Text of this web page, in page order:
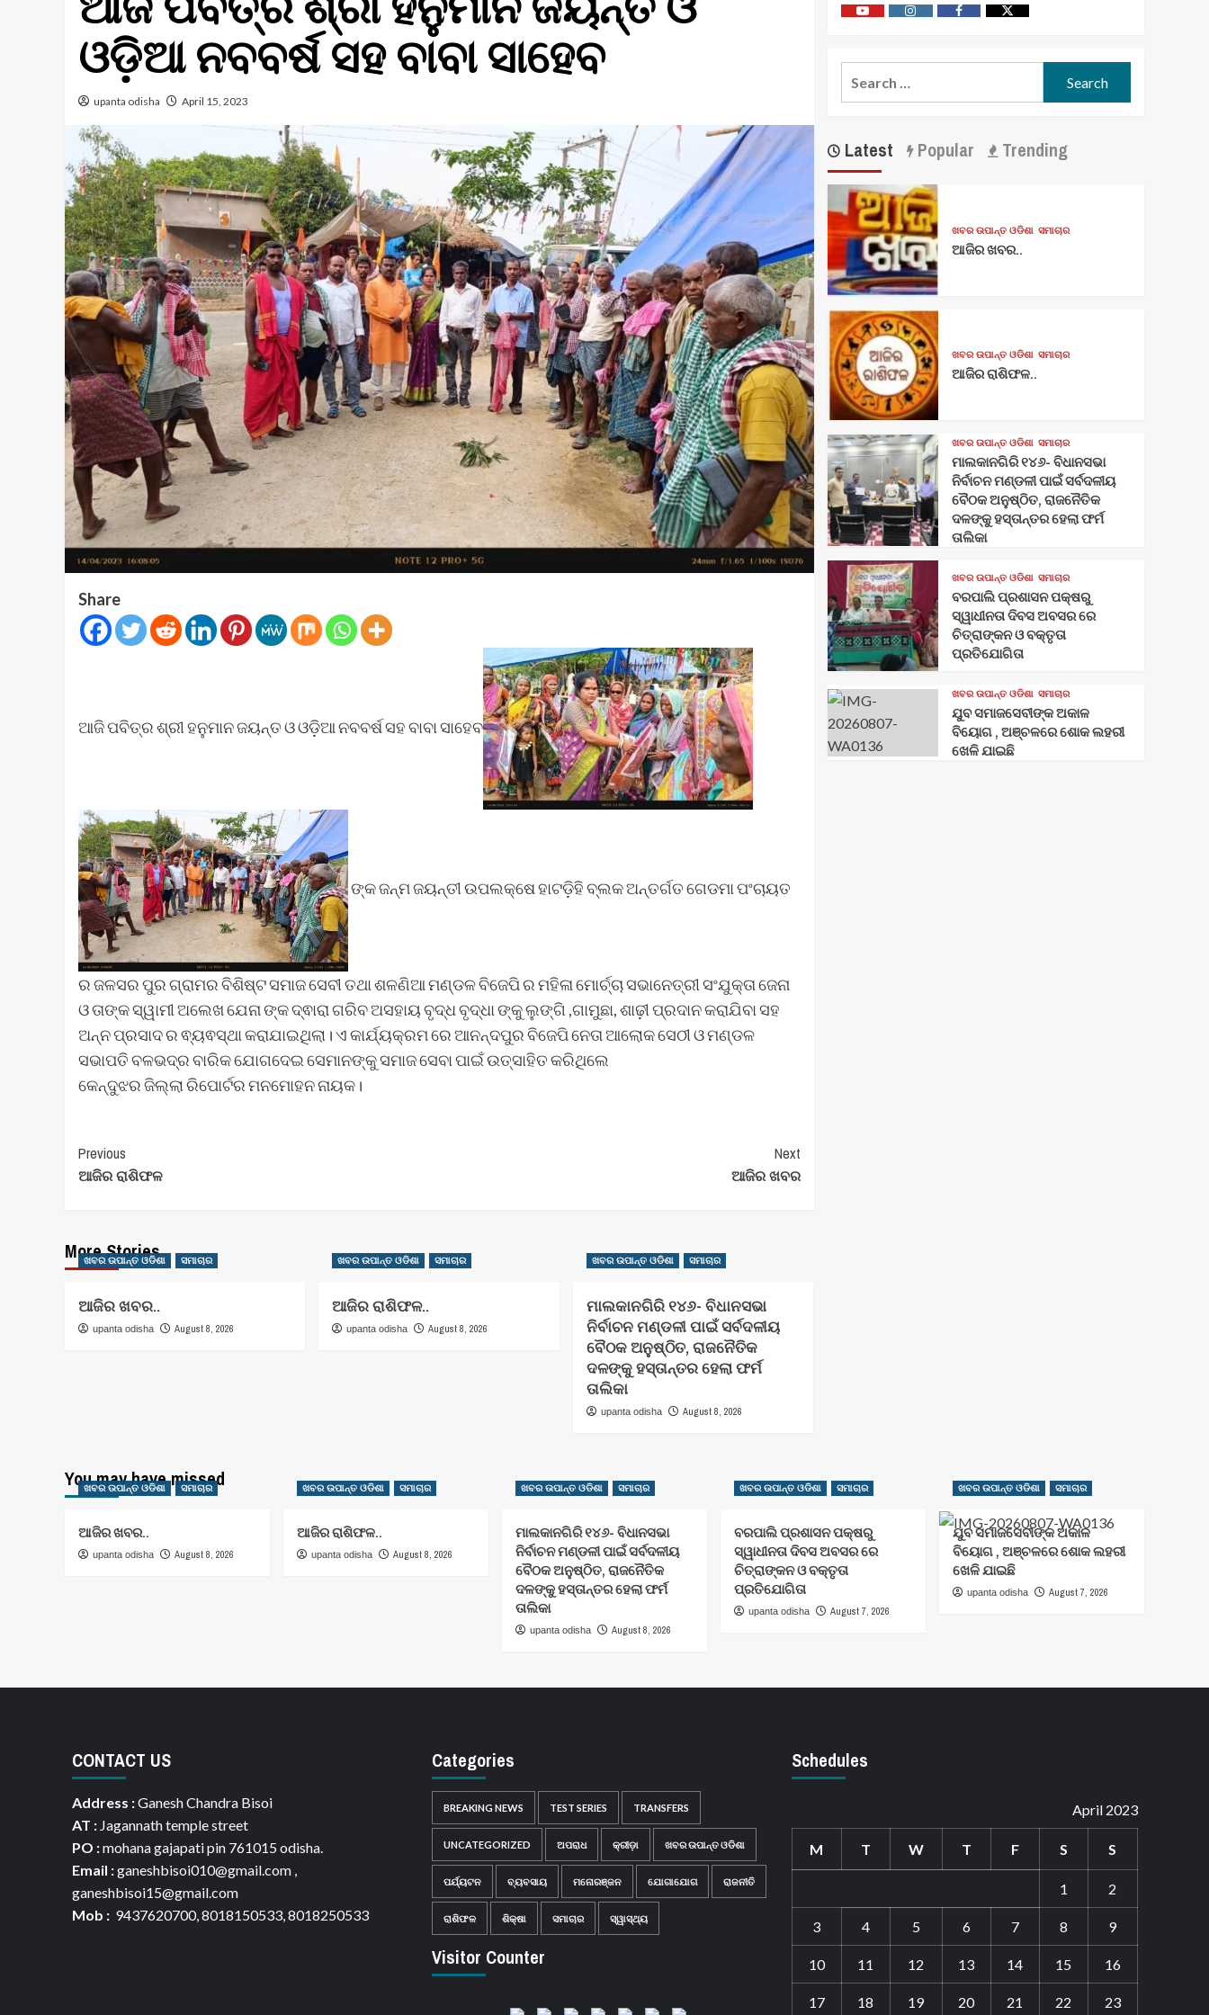
ଓଡ଼ିଆ ନବବର୍ଷ ସହ ବାବା ସାହେବ
upanta odisha April 15, 2023
Share
ଆଜି ପବିତ୍ର ଶ୍ରୀ ହନୁମାନ ଜୟନ୍ତ ଓ ଓଡ଼ିଆ ନବବର୍ଷ ସହ ବାବା ସାହେବ
ଙ୍କ ଜନ୍ମ ଜୟନ୍ତୀ ଉପଲକ୍ଷେ ହାଟଡ଼ିହି ବ୍ଲକ ଅନ୍ତର୍ଗତ ଗେଡମା ପଂଚାୟତ
ର ଜଳସର ପୁର ଗ୍ରାମର ବିଶିଷ୍ଟ ସମାଜ ସେବୀ ତଥା ଶଳଣିଆ ମଣ୍ଡଳ ବିଜେପି ର ମହିଳା ମୋର୍ଚ୍ଚା ସଭାନେତ୍ରୀ ସଂଯୁକ୍ତା ଜେନା
ଓ ତାଙ୍କ ସ୍ୱାମୀ ଅଲେଖ ଯେନା ଙ୍କ ଦ୍ଵାରା ଗରିବ ଅସହାୟ ବୃଦ୍ଧ ବୃଦ୍ଧା ଙ୍କୁ ଲୁଙ୍ଗି ,ଗାମୁଛା, ଶାଢ଼ୀ ପ୍ରଦାନ କରାଯିବା ସହ
ଅନ୍ନ ପ୍ରସାଦ ର ଵ୍ୟଵସ୍ଥା କରାଯାଇଥିଲା। ଏ କାର୍ଯ୍ୟକ୍ରମ ରେ ଆନନ୍ଦପୁର ବିଜେପି ନେତା ଆଲୋକ ସେଠୀ ଓ ମଣ୍ଡଳ
ସଭାପତି ବଳଭଦ୍ର ବାରିକ ଯୋଗଦେଇ ସେମାନଙ୍କୁ ସମାଜ ସେବା ପାଇଁ ଉତ୍ସାହିତ କରିଥିଲେ
କେନ୍ଦୁଝର ଜିଲ୍ଲା ରିପୋର୍ଟର ମନମୋହନ ନାୟକ।
Post
Navigation
Previous
ଆଜିର ରାଶିଫଳ
Next
ଆଜିର ଖବର
More Stories
ଖବର ଉପାନ୍ତ ଓଡିଶା ସମାଚାର
ଆଜିର ଖବର..
upanta odisha August 8, 2026
ଖବର ଉପାନ୍ତ ଓଡିଶା ସମାଚାର
ଆଜିର ରାଶିଫଳ..
upanta odisha August 8, 2026
ଖବର ଉପାନ୍ତ ଓଡିଶା ସମାଚାର
ମାଲକାନଗିରି ୧୪୬- ବିଧାନସଭା
ନିର୍ବାଚନ ମଣ୍ଡଳୀ ପାଇଁ ସର୍ବଦଳୀୟ
ବୈଠକ ଅନୁଷ୍ଠିତ, ରାଜନୈତିକ
ଦଳଙ୍କୁ ହସ୍ତାନ୍ତର ହେଲା ଫର୍ମ
ତାଲିକା
upanta odisha August 8, 2026
YoutubeVimeo FacebookTwitter
Latest Popular Trending
ଖବର ଉପାନ୍ତ ଓଡିଶା ସମାଚାର
ଆଜିର ଖବର..
ଖବର ଉପାନ୍ତ ଓଡିଶା ସମାଚାର
ଆଜିର ରାଶିଫଳ..
ଖବର ଉପାନ୍ତ ଓଡିଶା ସମାଚାର
ମାଲକାନଗିରି ୧୪୬- ବିଧାନସଭା
ନିର୍ବାଚନ ମଣ୍ଡଳୀ ପାଇଁ ସର୍ବଦଳୀୟ
ବୈଠକ ଅନୁଷ୍ଠିତ, ରାଜନୈତିକ
ଦଳଙ୍କୁ ହସ୍ତାନ୍ତର ହେଲା ଫର୍ମ
ତାଲିକା
ଖବର ଉପାନ୍ତ ଓଡିଶା ସମାଚାର
ବରପାଲି ପ୍ରଶାସନ ପକ୍ଷରୁ
ସ୍ୱାଧୀନତା ଦିବସ ଅବସର ରେ
ଚିତ୍ରାଙ୍କନ ଓ ବକ୍ତୃତା
ପ୍ରତିଯୋଗିତା
ଖବର ଉପାନ୍ତ ଓଡିଶା ସମାଚାର
ଯୁବ ସମାଜସେବୀଙ୍କ ଅକାଳ
ବିୟୋଗ , ଅଞ୍ଚଳରେ ଶୋକ ଲହରୀ
ଖେଳି ଯାଇଛି
You may have missed
ଖବର ଉପାନ୍ତ ଓଡିଶା ସମାଚାର
ଆଜିର ଖବର..
upanta odisha August 8, 2026
ଖବର ଉପାନ୍ତ ଓଡିଶା ସମାଚାର
ଆଜିର ରାଶିଫଳ..
upanta odisha August 8, 2026
ଖବର ଉପାନ୍ତ ଓଡିଶା ସମାଚାର
ମାଲକାନଗିରି ୧୪୬- ବିଧାନସଭା
ନିର୍ବାଚନ ମଣ୍ଡଳୀ ପାଇଁ ସର୍ବଦଳୀୟ
ବୈଠକ ଅନୁଷ୍ଠିତ, ରାଜନୈତିକ
ଦଳଙ୍କୁ ହସ୍ତାନ୍ତର ହେଲା ଫର୍ମ
ତାଲିକା
upanta odisha August 8, 2026
ଖବର ଉପାନ୍ତ ଓଡିଶା ସମାଚାର
ବରପାଲି ପ୍ରଶାସନ ପକ୍ଷରୁ
ସ୍ୱାଧୀନତା ଦିବସ ଅବସର ରେ
ଚିତ୍ରାଙ୍କନ ଓ ବକ୍ତୃତା
ପ୍ରତିଯୋଗିତା
upanta odisha August 7, 2026
ଖବର ଉପାନ୍ତ ଓଡିଶା ସମାଚାର
ଯୁବ ସମାଜସେବୀଙ୍କ ଅକାଳ
ବିୟୋଗ , ଅଞ୍ଚଳରେ ଶୋକ ଲହରୀ
ଖେଳି ଯାଇଛି
upanta odisha August 7, 2026
CONTACT US
Address :Ganesh Chandra Bisoi
AT :Jagannath temple street
PO :mohana gajapati pin 761015 odisha.
Email :ganeshbisoi010@gmail.com ,
ganeshbisoi15@gmail.com
Mob :9437620700, 8018150533, 8018250533
Categories
BREAKING NEWS TEST SERIES TRANSFERS
UNCATEGORIZED ଅପରାଧ କ୍ରୀଡ଼ା ଖବର ଉପାନ୍ତ ଓଡିଶା
ପର୍ଯ୍ୟଟନ ବ୍ୟବସାୟ ମନୋରଞ୍ଜନ ଯୋଗାଯୋଗ ରାଜନୀତି
ରାଶିଫଳ ଶିକ୍ଷା ସମାଚାର ସ୍ୱାସ୍ଥ୍ୟ
Visitor Counter
Schedules
April 2023
M T W T F S S
1 2
3 4 5 6 7 8 9
10 11 12 13 14 15 16
17 18 19 20 21 22 23